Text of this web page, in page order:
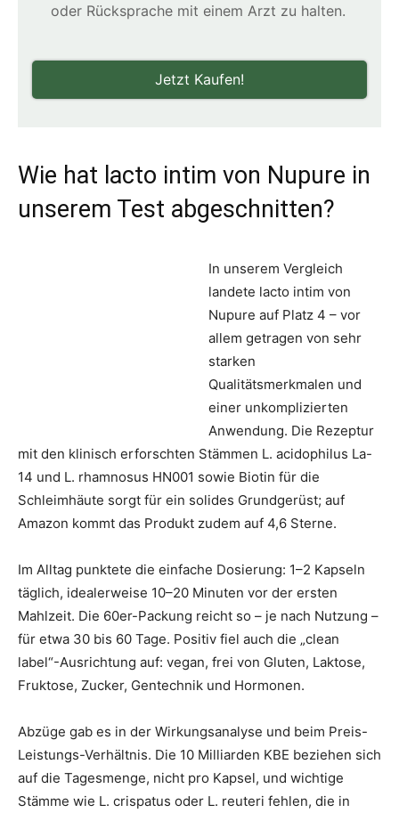
oder Rücksprache mit einem Arzt zu halten.
Jetzt Kaufen!
Wie hat lacto intim von Nupure in
unserem Test abgeschnitten?
In unserem Vergleich
landete lacto intim von
Nupure auf Platz 4 – vor
allem getragen von sehr
starken
Qualitätsmerkmalen und
einer unkomplizierten
Anwendung. Die Rezeptur
mit den klinisch erforschten Stämmen L. acidophilus La-
14 und L. rhamnosus HN001 sowie Biotin für die
Schleimhäute sorgt für ein solides Grundgerüst; auf
Amazon kommt das Produkt zudem auf 4,6 Sterne.
Im Alltag punktete die einfache Dosierung: 1–2 Kapseln
täglich, idealerweise 10–20 Minuten vor der ersten
Mahlzeit. Die 60er-Packung reicht so – je nach Nutzung –
für etwa 30 bis 60 Tage. Positiv fiel auch die „clean
label“-Ausrichtung auf: vegan, frei von Gluten, Laktose,
Fruktose, Zucker, Gentechnik und Hormonen.
Abzüge gab es in der Wirkungsanalyse und beim Preis-
Leistungs-Verhältnis. Die 10 Milliarden KBE beziehen sich
auf die Tagesmenge, nicht pro Kapsel, und wichtige
Stämme wie L. crispatus oder L. reuteri fehlen, die in